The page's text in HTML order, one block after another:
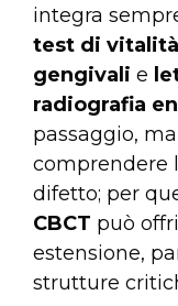
integra
test di vitalità
gengivali e
radiografia
passaggio,
comprendere
difetto; per
CBCT può
estensione,
strutture